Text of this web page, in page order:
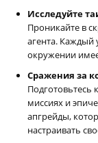
Исследуйте
Проникайте в
агента. Каждый
окружении
Сражения за
миссиях и
апгрейды,
настраивать